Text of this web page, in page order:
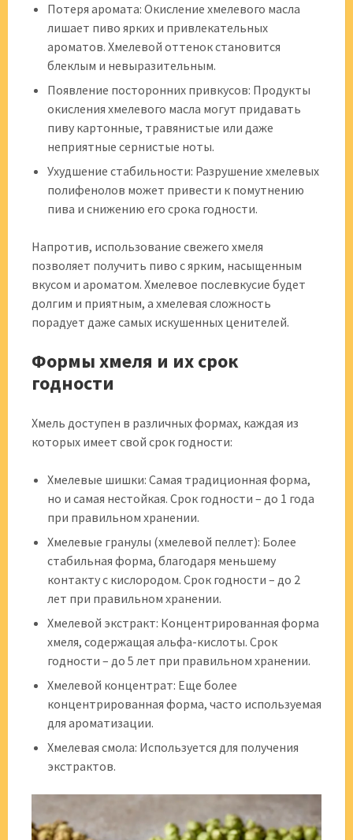
Потеря аромата: Окисление хмелевого масла
лишает пиво ярких и привлекательных
ароматов. Хмелевой оттенок становится
блеклым и невыразительным.
Появление посторонних привкусов: Продукты
окисления хмелевого масла могут придавать
пиву картонные, травянистые или даже
неприятные сернистые ноты.
Ухудшение стабильности: Разрушение хмелевых
полифенолов может привести к помутнению
пива и снижению его срока годности.
Напротив, использование свежего хмеля
позволяет получить пиво с ярким, насыщенным
вкусом и ароматом. Хмелевое послевкусие будет
долгим и приятным, а хмелевая сложность
порадует даже самых искушенных ценителей.
Формы хмеля и их срок
годности
Хмель доступен в различных формах, каждая из
которых имеет свой срок годности:
Хмелевые шишки: Самая традиционная форма,
но и самая нестойкая. Срок годности – до 1 года
при правильном хранении.
Хмелевые гранулы (хмелевой пеллет): Более
стабильная форма, благодаря меньшему
контакту с кислородом. Срок годности – до 2
лет при правильном хранении.
Хмелевой экстракт: Концентрированная форма
хмеля, содержащая альфа-кислоты. Срок
годности – до 5 лет при правильном хранении.
Хмелевой концентрат: Еще более
концентрированная форма, часто используемая
для ароматизации.
Хмелевая смола: Используется для получения
экстрактов.